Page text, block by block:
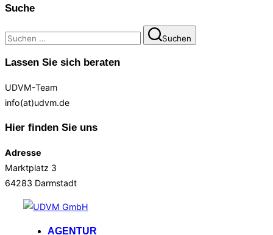
Suche
Suchen
nach:
Suchen
Lassen Sie sich beraten
UDVM-Team
info(at)udvm.de
Hier finden Sie uns
Adresse
Marktplatz 3
64283 Darmstadt
AGENTUR